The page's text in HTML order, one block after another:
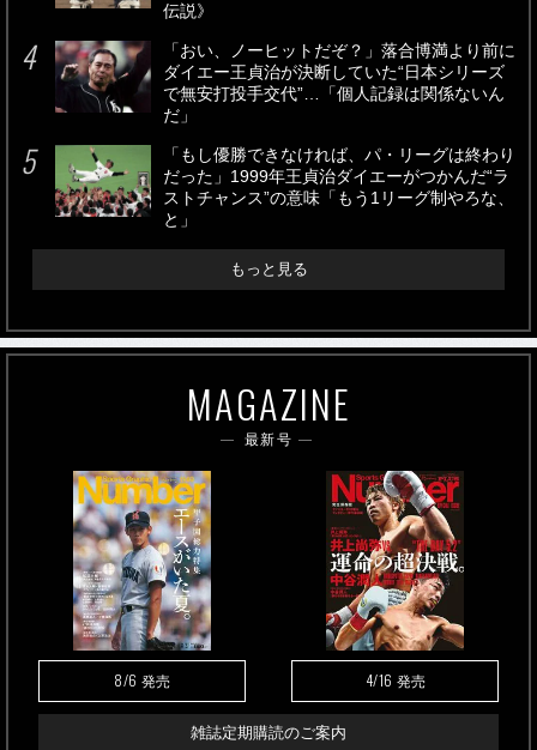
伝説》
「おい、ノーヒットだぞ？」落合博満より前に
ダイエー王貞治が決断していた“日本シリーズ
で無安打投手交代”…「個人記録は関係ないん
だ」
「もし優勝できなければ、パ・リーグは終わり
だった」1999年王貞治ダイエーがつかんだ“ラ
ストチャンス”の意味「もう1リーグ制やろな、
と」
もっと見る
MAGAZINE
最新号
8/6 発売 4/16 発売
雑誌定期購読のご案内